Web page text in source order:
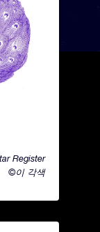
Register
©이 각색